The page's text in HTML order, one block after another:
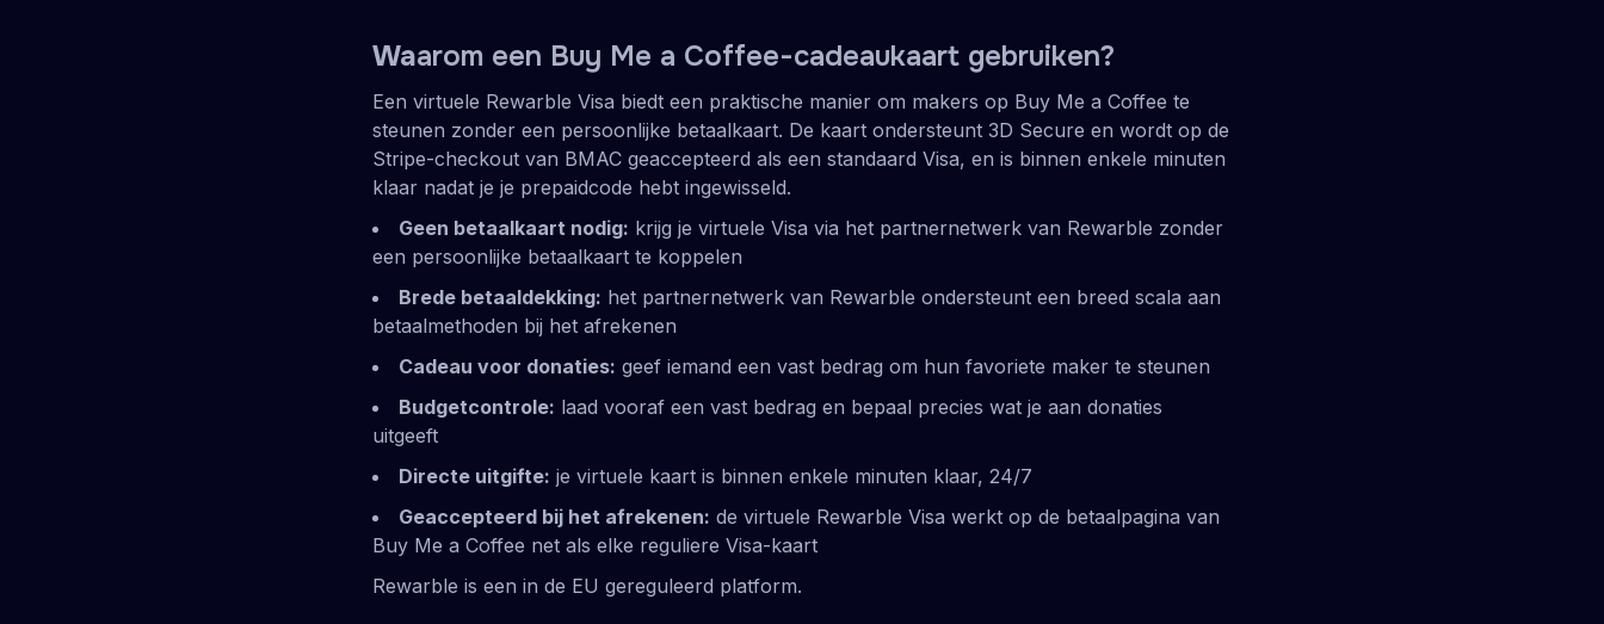
Waarom een Buy Me a Coffee-cadeaukaart gebruiken?
Een virtuele Rewarble Visa biedt een praktische manier om makers op Buy Me a Coffee te
steunen zonder een persoonlijke betaalkaart. De kaart ondersteunt 3D Secure en wordt op de
Stripe-checkout van BMAC geaccepteerd als een standaard Visa, en is binnen enkele minuten
klaar nadat je je prepaidcode hebt ingewisseld.
Geen betaalkaart nodig: krijg je virtuele Visa via het partnernetwerk van Rewarble zonder
een persoonlijke betaalkaart te koppelen
Brede betaaldekking: het partnernetwerk van Rewarble ondersteunt een breed scala aan
betaalmethoden bij het afrekenen
Cadeau voor donaties: geef iemand een vast bedrag om hun favoriete maker te steunen
Budgetcontrole: laad vooraf een vast bedrag en bepaal precies wat je aan donaties
uitgeeft
Directe uitgifte: je virtuele kaart is binnen enkele minuten klaar, 24/7
Geaccepteerd bij het afrekenen: de virtuele Rewarble Visa werkt op de betaalpagina van
Buy Me a Coffee net als elke reguliere Visa-kaart
Rewarble is een in de EU gereguleerd platform.